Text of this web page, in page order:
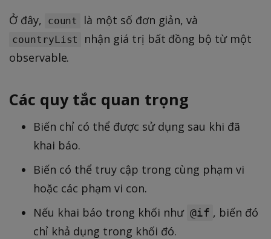
Ở đây, count là một số đơn giản, và
countryList
nhận giá trị bất đồng bộ từ một
observable.
Các quy tắc quan trọng
Biến chỉ có thể được sử dụng sau khi đã
khai báo.
Biến có thể truy cập trong cùng phạm vi
hoặc các phạm vi con.
Nếu khai báo trong khối như @if , biến đó
chỉ khả dụng trong khối đó.